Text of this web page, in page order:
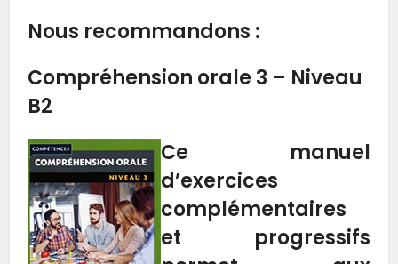
Nous recommandons :
Compréhension orale 3 – Niveau
B2
Ce manuel
d’exercices
complémentaires
et progressifs